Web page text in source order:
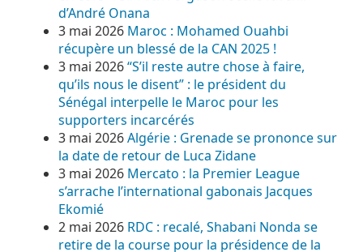
d’André Onana
3 mai 2026 Maroc : Mohamed Ouahbi
récupère un blessé de la CAN 2025 !
3 mai 2026“S’il reste autre chose à faire,
qu’ils nous le disent” : le président du
Sénégal interpelle le Maroc pour les
supporters incarcérés
3 mai 2026Algérie : Grenade se prononce sur
la date de retour de Luca Zidane
3 mai 2026 Mercato : la Premier League
s’arrache l’international gabonais Jacques
Ekomié
2 mai 2026 RDC : recalé, Shabani Nonda se
retire de la course pour la présidence de la